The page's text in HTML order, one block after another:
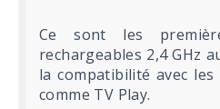
Ce sont les
rechargeables 2,4 GHz
la compatibilité avec les
comme TV Play.